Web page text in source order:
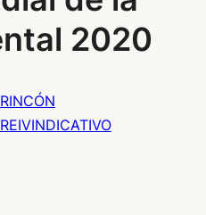
2020
RINCÓN
REIVINDICATIVO